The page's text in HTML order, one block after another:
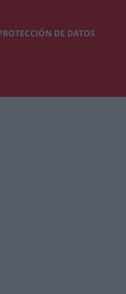
DE DATOS